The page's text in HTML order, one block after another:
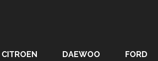
CITROEN DAEWOO FORD